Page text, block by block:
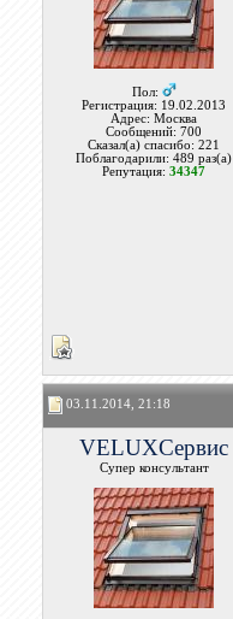
Пол:
Регистрация: 19.02.2013
Адрес: Москва
Сообщений: 700
Сказал(а) спасибо: 221
Поблагодарили: 489 раз(а)
Репутация:34347
03.11.2014, 21:18
VELUXСервис
Супер консультант